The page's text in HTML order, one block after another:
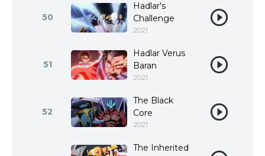
50
Hadlar's
Challenge
2021
51
Hadlar Verus
Baran
2021
52
The Black
Core
2021
The Inherited